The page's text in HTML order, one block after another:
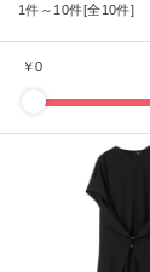
1件～10件[全10件]
￥0